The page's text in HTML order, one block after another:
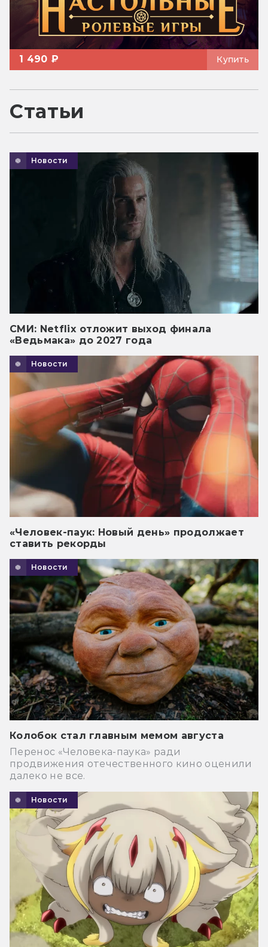
1 490 ₽ Купить
Статьи
Новости
СМИ: Netflix отложит выход финала
«Ведьмака» до 2027 года
Новости
«Человек-паук: Новый день» продолжает
ставить рекорды
Новости
Колобок стал главным мемом августа
Перенос «Человека-паука» ради
продвижения отечественного кино оценили
далеко не все.
Новости